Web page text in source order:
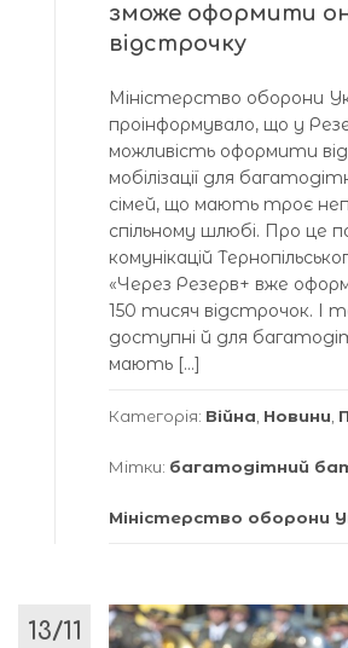
зможе оформити
відстрочку
Міністерство оборони
проінформувало, що у
можливість оформити
мобілізації для
сімей, що мають троє
спільному шлюбі. Про це
комунікацій
«Через Резерв+ вже
150 тисяч відстрочок. І
доступні й для
мають […]
Категорія: Війна Новини
Мітки: багатодітний
Міністерство оборони
13/11